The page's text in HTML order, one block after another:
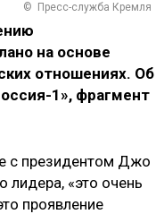
© Пресс-служба Кремля
на основе
отношениях. Об
1», фрагмент
с президентом Джо
«это очень
проявление